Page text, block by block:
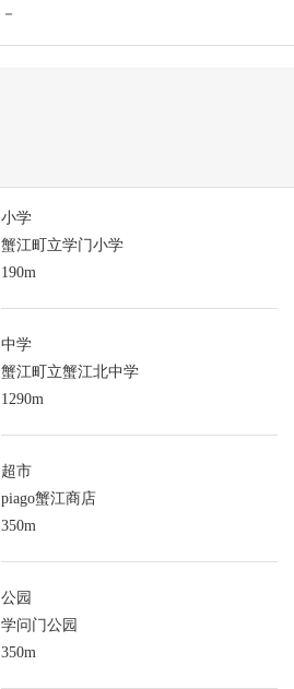
－
小学
蟹江町立学门小学
190m
中学
蟹江町立蟹江北中学
1290m
超市
piago蟹江商店
350m
公园
学问门公园
350m